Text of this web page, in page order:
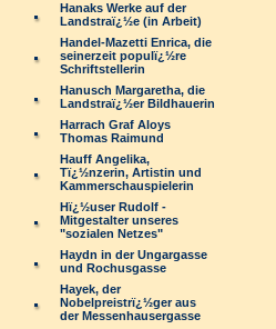
Hanaks Werke auf der
Landstraï¿½e (in Arbeit)
Handel-Mazetti Enrica, die
seinerzeit populï¿½re
Schriftstellerin
Hanusch Margaretha, die
Landstraï¿½er Bildhauerin
Harrach Graf Aloys
Thomas Raimund
Hauff Angelika,
Tï¿½nzerin, Artistin und
Kammerschauspielerin
Hï¿½user Rudolf -
Mitgestalter unseres
"sozialen Netzes"
Haydn in der Ungargasse
und Rochusgasse
Hayek, der
Nobelpreistrï¿½ger aus
der Messenhausergasse